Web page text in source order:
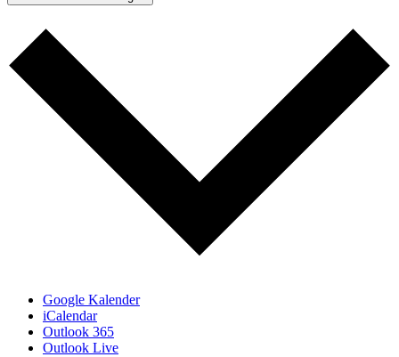
Google Kalender
iCalendar
Outlook 365
Outlook Live